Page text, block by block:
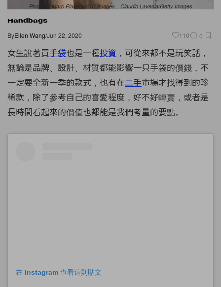
Photo by Marc Piasecki/GC Images、Claudio Lavenia/Getty Images
Handbags
ByEllen Wang/Jun 22, 2020 110 0
女生說著買手袋也是一種投資 ，可從來都不是玩笑話，
無論是品牌、設計、材質都能影響一只手袋的價錢，不
一定要全新一季的款式，也有在二手市場才找得到的珍
稀款，除了參考自己的喜愛程度，好不好轉賣，或者是
長時間看起來的價值也都能是我們考量的要點。
在 Instagram 查看這則貼文